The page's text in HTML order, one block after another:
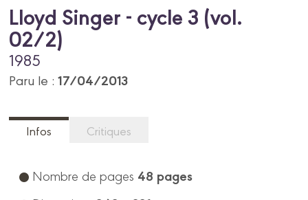
Lloyd Singer - cycle 3 (vol.
02/2)
1985
Paru le :17/04/2013
Infos Critiques
Nombre de pages 48 pages